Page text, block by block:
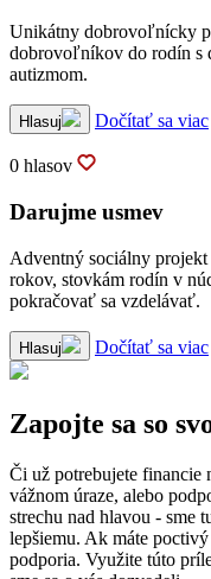
Unikátny dobrovoľnícky
dobrovoľníkov do rodín s
autizmom.
Hlasuj Dočítať sa viac
0 hlasov
Darujme usmev
Adventný sociálny
rokov, stovkám rodín v
pokračovať sa vzdelávať.
Hlasuj Dočítať sa viac
Zapojte sa so
Či už potrebujete
vážnom úraze, alebo
strechu nad hlavou - sme
lepšiemu. Ak máte
podporia. Využite túto